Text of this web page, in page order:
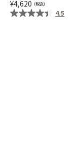
4,620
4.5